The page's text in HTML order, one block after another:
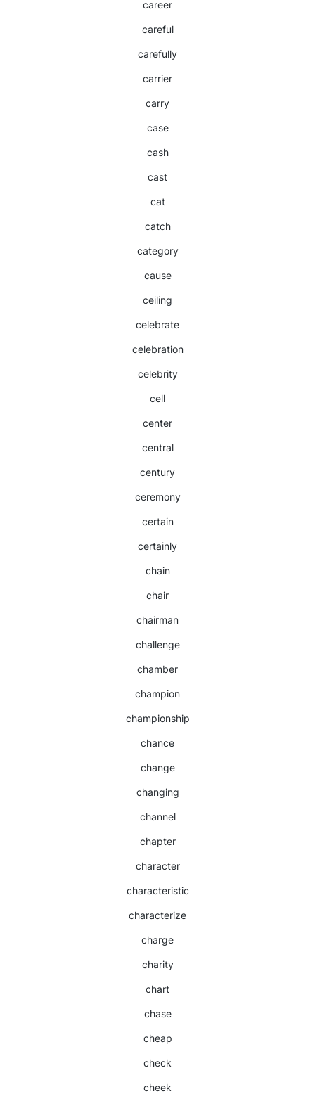
career
careful
carefully
carrier
carry
case
cash
cast
cat
catch
category
cause
ceiling
celebrate
celebration
celebrity
cell
center
central
century
ceremony
certain
certainly
chain
chair
chairman
challenge
chamber
champion
championship
chance
change
changing
channel
chapter
character
characteristic
characterize
charge
charity
chart
chase
cheap
check
cheek